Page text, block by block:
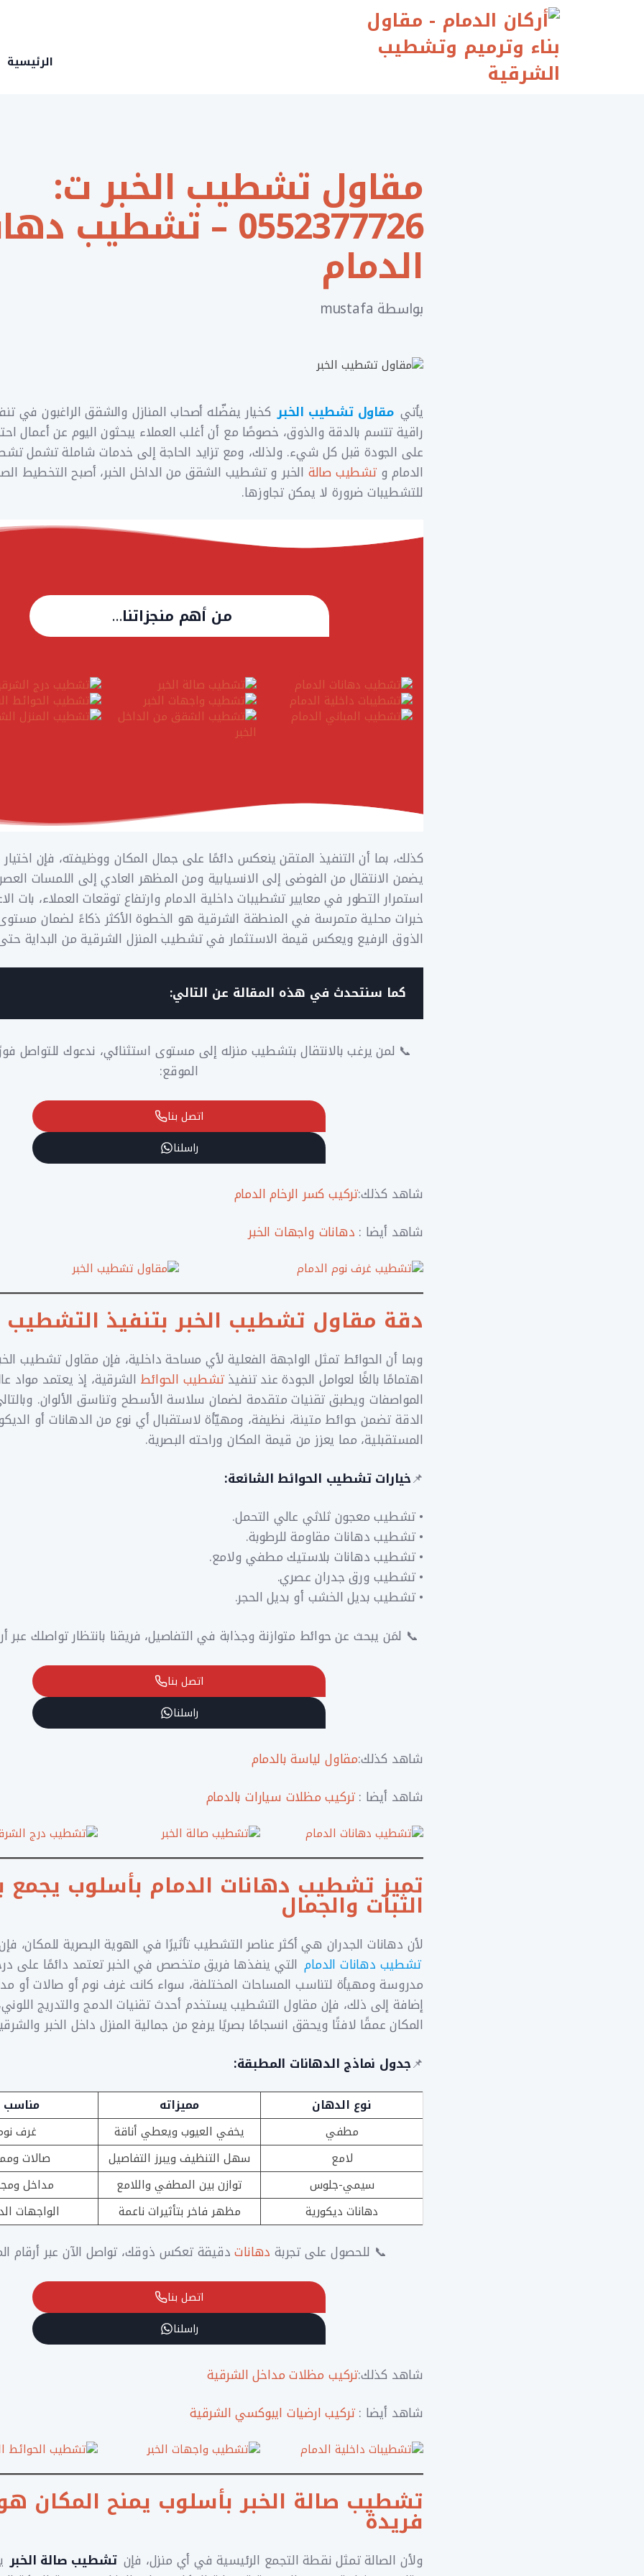
الرئيسية
مقاول تشطيب الخبر ت:
0552377726 – تشطيب
الدمام
بواسطة mustafa
يأتي مقاول تشطيب الخبر كخيار يفضّله أصحاب المنازل والشقق الراغبون في
راقية تتسم بالدقة والذوق، خصوصًا مع أن أغلب العملاء يبحثون اليوم عن أعمال
على الجودة قبل كل شيء. ولذلك، ومع تزايد الحاجة إلى خدمات شاملة تشمل
الدمام وتشطيب صالة الخبر و تشطيب الشقق من الداخل الخبر، أصبح التخطيط
للتشطيبات ضرورة لا يمكن تجاوزها.
من أهم منجزاتنا…
كذلك، بما أن التنفيذ المتقن ينعكس دائمًا على جمال المكان ووظيفته، فإن
يضمن الانتقال من الفوضى إلى الانسيابية ومن المظهر العادي إلى اللمسات
استمرار التطور في معايير تشطيبات داخلية الدمام وارتفاع توقعات العملاء، بات
خبرات محلية متمرسة في المنطقة الشرقية هو الخطوة الأكثر ذكاءً لضمان
الذوق الرفيع ويعكس قيمة الاستثمار في تشطيب المنزل الشرقية من البداية حتى
كما سنتحدث في هذه المقالة عن التالي:
📞 لمن يرغب بالانتقال بتشطيب منزله إلى مستوى استثنائي، ندعوك للتواصل
الموقع:
اتصل بنا
راسلنا
شاهد كذلك:تركيب كسر الرخام الدمام
شاهد أيضا : دهانات واجهات الخبر
دقة مقاول تشطيب الخبر بتنفيذ التشطيب
وبما أن الحوائط تمثل الواجهة الفعلية لأي مساحة داخلية، فإن مقاول تشطيب
اهتمامًا بالغًا لعوامل الجودة عند تنفيذتشطيب الحوائط الشرقية، إذ يعتمد مواد
المواصفات ويطبق تقنيات متقدمة لضمان سلاسة الأسطح وتناسق الألوان.
الدقة تضمن حوائط متينة، نظيفة، ومهيّأة لاستقبال أي نوع من الدهانات أو
المستقبلية، مما يعزز من قيمة المكان وراحته البصرية.
📌خيارات تشطيب الحوائط الشائعة:
• تشطيب معجون ثلاثي عالي التحمل.
• تشطيب دهانات مقاومة للرطوبة.
• تشطيب دهانات بلاستيك مطفي ولامع.
• تشطيب ورق جدران عصري.
• تشطيب بديل الخشب أو بديل الحجر.
📞 لمَن يبحث عن حوائط متوازنة وجذابة في التفاصيل، فريقنا بانتظار تواصلك عبر
اتصل بنا
راسلنا
شاهد كذلك:مقاول لياسة بالدمام
شاهد أيضا :تركيب مظلات سيارات بالدمام
تميز تشطيب دهانات الدمام بأسلوب يجمع
الثبات والجمال
لأن دهانات الجدران هي أكثر عناصر التشطيب تأثيرًا في الهوية البصرية للمكان،
تشطيب دهانات الدمام التي ينفذها فريق متخصص في الخبر تعتمد دائمًا على
مدروسة ومهيأة لتناسب المساحات المختلفة، سواء كانت غرف نوم أو صالات أو
إضافة إلى ذلك، فإن مقاول التشطيب يستخدم أحدث تقنيات الدمج والتدريج
المكان عمقًا لافتًا ويحقق انسجامًا بصريًا يرفع من جمالية المنزل داخل الخبر
📌جدول نماذج الدهانات المطبقة:
نوع الدهان مميزاته
مناسب
مطفي
يخفي العيوب ويعطي أناقة
غرف
لامع
سهل التنظيف ويبرز التفاصيل
صالات
سيمي-جلوس
توازن بين المطفي واللامع
مداخل
دهانات ديكورية
مظهر فاخر بتأثيرات ناعمة الواجهات
📞 للحصول على تجربة دهاناتدقيقة تعكس ذوقك، تواصل الآن عبر أرقام
اتصل بنا
راسلنا
شاهد كذلك:تركيب مظلات مداخل الشرقية
شاهد أيضا :تركيب ارضيات ايبوكسي الشرقية
تشطيب صالة الخبر بأسلوب يمنح المكان
فريدة
ولأن الصالة تمثل نقطة التجمع الرئيسية في أي منزل، فإن تشطيب صالة الخبر